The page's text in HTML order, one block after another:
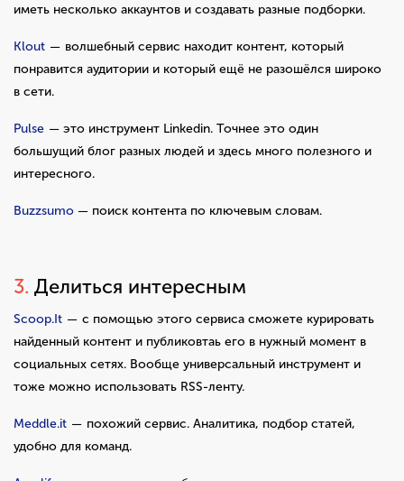
иметь несколько аккаунтов и создавать разные подборки.
Klout — волшебный сервис находит контент, который
понравится аудитории и который ещё не разошёлся широко
в сети.
Pulse — это инструмент Linkedin. Точнее это один
большущий блог разных людей и здесь много полезного и
интересного.
Buzzsumo — поиск контента по ключевым словам.
3. Делиться интересным
Scoop.It — с помощью этого сервиса сможете курировать
найденный контент и публиковтаь его в нужный момент в
социальных сетях. Вообще универсальный инструмент и
тоже можно использовать RSS-ленту.
Meddle.it — похожий сервис. Аналитика, подбор статей,
удобно для команд.